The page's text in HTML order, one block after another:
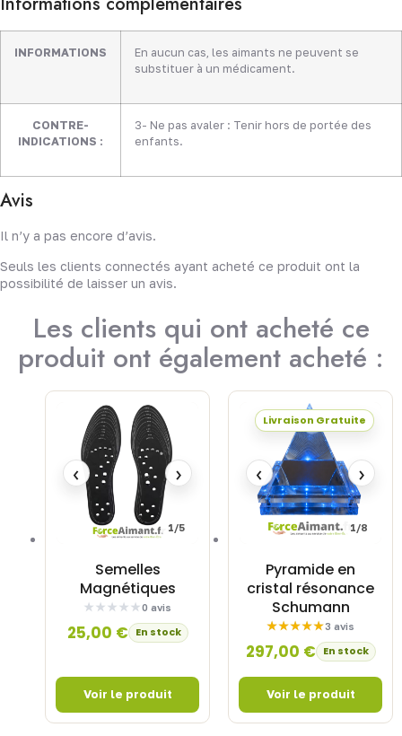
INFORMATIONS
En aucun cas, les aimants ne peuvent se
substituer à un médicament.
CONTRE-
INDICATIONS :
3- Ne pas avaler : Tenir hors de portée des
enfants.
Avis
Il n’y a pas encore d’avis.
Seuls les clients connectés ayant acheté ce produit ont la
possibilité de laisser un avis.
Les clients qui ont acheté ce
produit ont également acheté :
Semelles
Magnétiques
0 avis
25,00 € En stock
‹ ›
1/5
Pyramide en
cristal résonance
Schumann
3 avis
297,00 € En stock
Livraison Gratuite
‹ ›
1/8